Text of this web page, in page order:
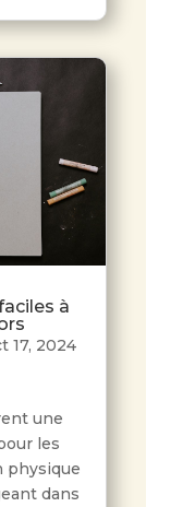
à
17, 2024
une
les
physique
dans